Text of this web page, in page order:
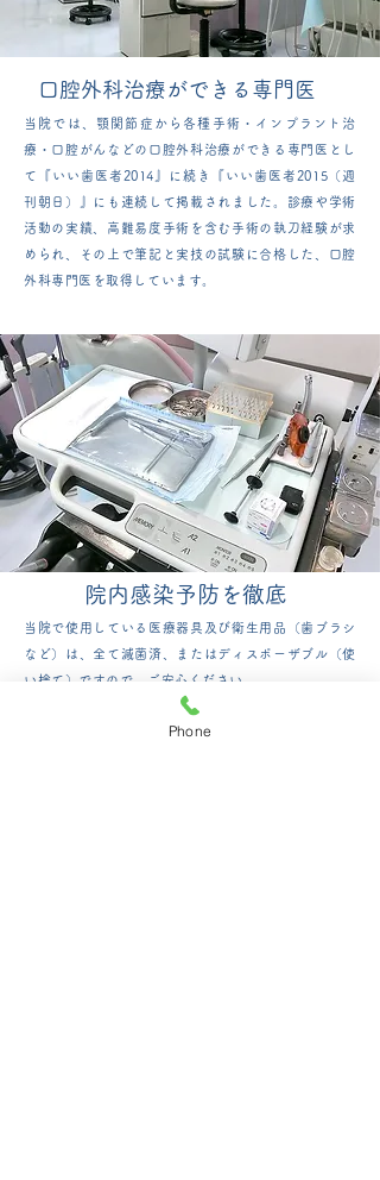
口腔外科治療ができる専門医
当院では、顎関節症から各種手術・インプラント治
療・口腔がんなどの 口腔外科治療ができる専門医とし
て『いい歯医者2014』に続き
『いい歯医者2015（週
刊朝日）』にも連続して掲載されました。
診療や学術
活動の実績、高難易度手術を含む手術の執刀経験が求
められ、
その上で筆記と実技の試験に合格した、口腔
外科専門医を取得しています。
院内感染予防を徹底
当院で使用している医療器具及び衛生用品（歯ブラシ
など）は、 全て滅菌済、またはディスポーザブル（使
い捨て）ですので、ご安心ください。
Phone